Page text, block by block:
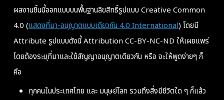
ผลงานชิ้นนี้ออกแบบบนพื้นฐานลิขสิทธิ์รูปแบบ Creative Common
4.0 (แสดงที่มา-อนุญาตแบบเดียวกัน 4.0 International) โดยมี
Attribute รูปแบบดังนี้ Attribution CC-BY-NC-ND ให้เผยแพร่
โดยต้องระบุที่มาและใช้สัญญาอนุญาตเดียวกัน หรือ จะให้พูดง่ายๆ ก็
คือ
ทุกคนในประเทศไทย และ มนุษย์โลก รวมถึงสิ่งมีชีวิตใด ๆ ก็แล้ว